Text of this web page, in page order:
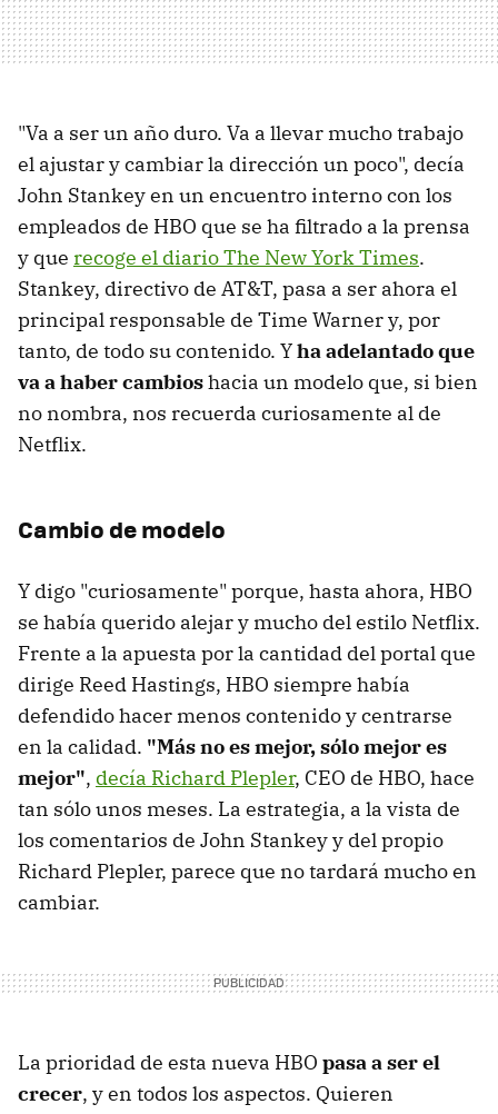
"Va a ser un año duro. Va a llevar mucho trabajo
el ajustar y cambiar la dirección un poco", decía
John Stankey en un encuentro interno con los
empleados de HBO que se ha filtrado a la prensa
y que recoge el diario The New York Times.
Stankey, directivo de AT&T, pasa a ser ahora el
principal responsable de Time Warner y, por
tanto, de todo su contenido. Yha adelantado que
va a haber cambioshacia un modelo que, si bien
no nombra, nos recuerda curiosamente al de
Netflix.
Cambio de modelo
Y digo "curiosamente" porque, hasta ahora, HBO
se había querido alejar y mucho del estilo Netflix.
Frente a la apuesta por la cantidad del portal que
dirige Reed Hastings, HBO siempre había
defendido hacer menos contenido y centrarse
en la calidad. "Más no es mejor, sólo mejor es
mejor", decía Richard Plepler, CEO de HBO, hace
tan sólo unos meses. La estrategia, a la vista de
los comentarios de John Stankey y del propio
Richard Plepler, parece que no tardará mucho en
cambiar.
La prioridad de esta nueva HBO pasa a ser el
crecer, y en todos los aspectos. Quieren